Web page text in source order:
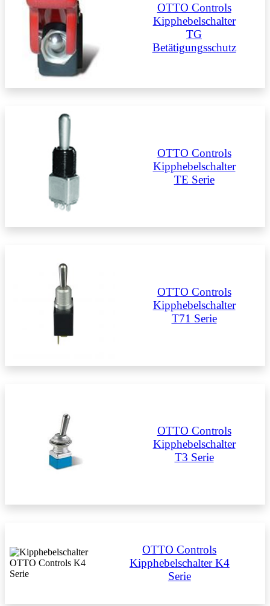
OTTO Controls
Kipphebelschalter
TG
Betätigungsschutz
OTTO Controls
Kipphebelschalter
TE Serie
OTTO Controls
Kipphebelschalter
T71 Serie
OTTO Controls
Kipphebelschalter
T3 Serie
OTTO Controls
Kipphebelschalter K4
Serie